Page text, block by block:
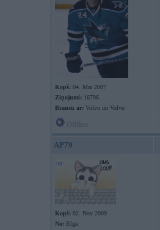
Kopš: 04. Mar 2007
Ziņojumi: 16796
Braucu ar: Volvo un Volvo
AP79
Kopš: 02. Nov 2009
No: Rīga